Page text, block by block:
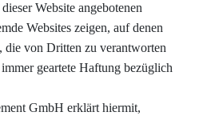
Website angebotenen
Websites zeigen, auf denen
die von Dritten zu verantworten
geartete Haftung bezüglich
GmbH erklärt hiermit,